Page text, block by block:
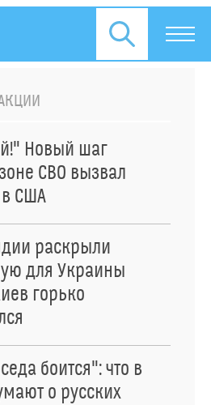
Новый шаг
СВО вызвал
в США
раскрыли
для Украины
горько
боится": что в
о русских